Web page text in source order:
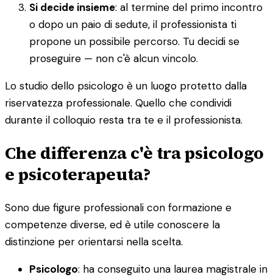
Si decide insieme: al termine del primo incontro
o dopo un paio di sedute, il professionista ti
propone un possibile percorso. Tu decidi se
proseguire — non c'è alcun vincolo.
Lo studio dello psicologo è un luogo protetto dalla
riservatezza professionale. Quello che condividi
durante il colloquio resta tra te e il professionista.
Che differenza c'è tra psicologo
e psicoterapeuta?
Sono due figure professionali con formazione e
competenze diverse, ed è utile conoscere la
distinzione per orientarsi nella scelta.
Psicologo: ha conseguito una laurea magistrale in